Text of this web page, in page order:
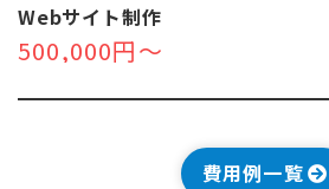
Webサイト制作
500,000円～
費用例一覧